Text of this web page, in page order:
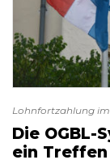
Lohnfortzahlung
Die
ein